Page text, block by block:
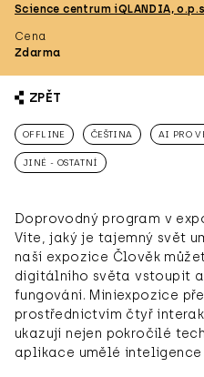
Science centrum iQLANDIA,
Cena
Zdarma
ZPĚT
OFFLINE ČEŠTINA AI PRO
JINÉ - OSTATNÍ
Doprovodný program v
Víte, jaký je tajemný svět
naší expozice Člověk
digitálního světa vstoupit
fungování. Miniexpozice
prostřednictvím čtyř
ukazují nejen pokročilé
aplikace umělé inteligence